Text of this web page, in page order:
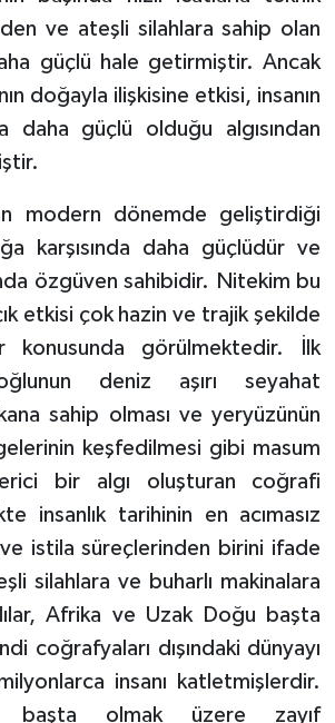
ve ateşli silahlara sahip olan
güçlü hale getirmiştir. Ancak
doğayla ilişkisine etkisi, insanın
daha güçlü olduğu algısından
modern dönemde geliştirdiği
karşısında daha güçlüdür ve
özgüven sahibidir. Nitekim bu
etkisi çok hazin ve trajik şekilde
konusunda görülmektedir. İlk
deniz aşırı seyahat
sahip olması ve yeryüzünün
keşfedilmesi gibi masum
bir algı oluşturan coğrafi
insanlık tarihinin en acımasız
istila süreçlerinden birini ifade
silahlara ve buharlı makinalara
Afrika ve Uzak Doğu başta
coğrafyaları dışındaki dünyayı
insanı katletmişlerdir.
başta olmak üzere zayıf